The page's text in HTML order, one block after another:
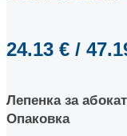
24.13 € /
Лепенка за
Опаковка